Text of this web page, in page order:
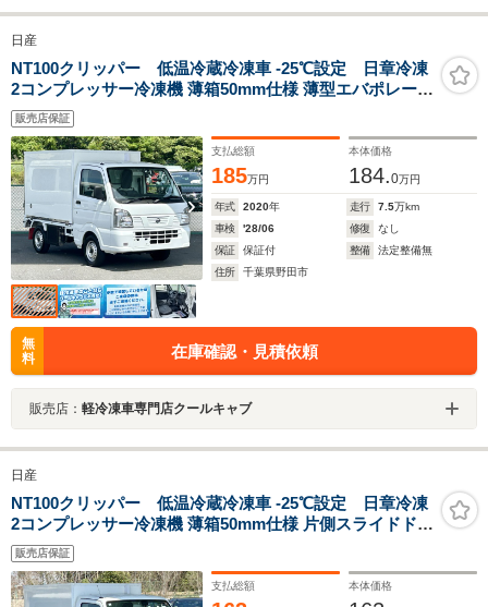
日産
NT100クリッパー 低温冷蔵冷凍車 -25℃設定 日章冷凍
2コンプレッサー冷凍機 薄箱50mm仕様 薄型エバポレータ
片側スライドドア リヤロックロッド扉 ABS 助手席エア
バッグ 左右90度ストッパー 樹脂製スノコ 庫内ライト 荷
箱カギ
販売店保証
支払総額
185万円
本体価格
184.0万円
年式 2020年 走行 7.5万km
車検
'28/06 修復
なし
保証
保証付 整備
法定整備無
住所
千葉県野田市
無
料
在庫確認・見積依頼
販売店： 軽冷凍車専門店クールキャブ
日産
NT100クリッパー 低温冷蔵冷凍車 -25℃設定 日章冷凍
2コンプレッサー冷凍機 薄箱50mm仕様 片側スライドドア
リヤロックロッド扉 ETC 助手席エアバッグ ABS 左右90
度ストッパー 樹脂製スノコ 庫内ライト 荷箱カギ
販売店保証
支払総額 本体価格